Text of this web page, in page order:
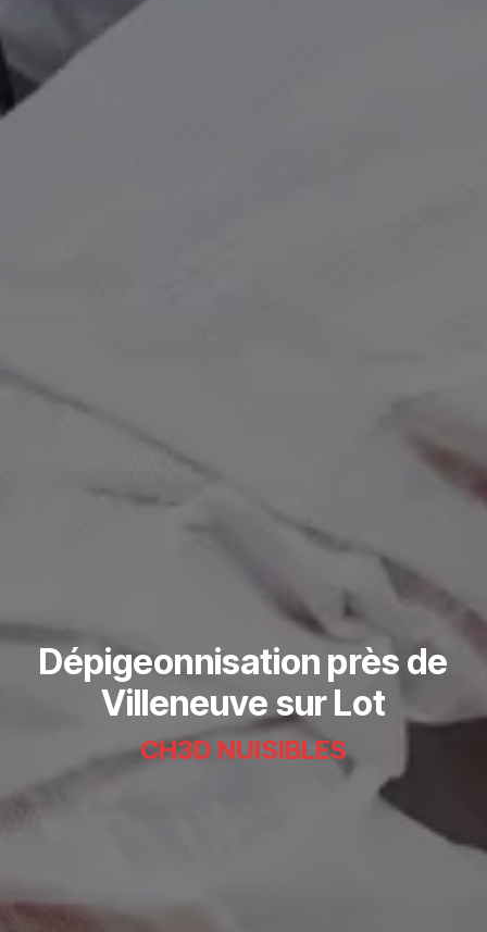
Dépigeonnisation près de
Villeneuve sur Lot
CH3D NUISIBLES